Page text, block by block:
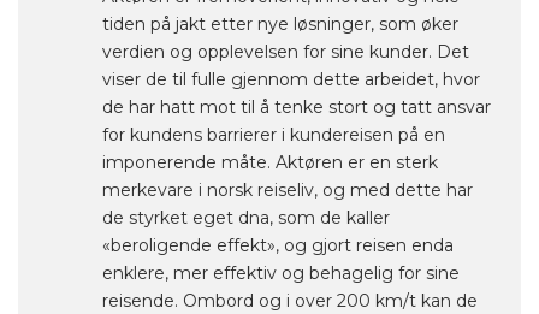
tiden på jakt etter nye løsninger, som øker
verdien og opplevelsen for sine kunder. Det
viser de til fulle gjennom dette arbeidet, hvor
de har hatt mot til å tenke stort og tatt ansvar
for kundens barrierer i kundereisen på en
imponerende måte. Aktøren er en sterk
merkevare i norsk reiseliv, og med dette har
de styrket eget dna, som de kaller
«beroligende effekt», og gjort reisen enda
enklere, mer effektiv og behagelig for sine
reisende. Ombord og i over 200 km/t kan de